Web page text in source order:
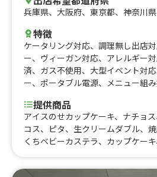
兵庫県、 大阪府、 東京都、 神奈川県
特徴
ケータリング対応、 調理無し出店
ー、 ヴィーガン対応、 アレルギー
済、 ガス不使用、 大型イベント対応
ー、 ポータブル電源、 メニュー組
提供商品
アイスのせカップケーキ、ナチョ
コス、ピタ、生クリームダブル、
くちベビーカステラ、カップケー
フロート、おいものクリームブリ